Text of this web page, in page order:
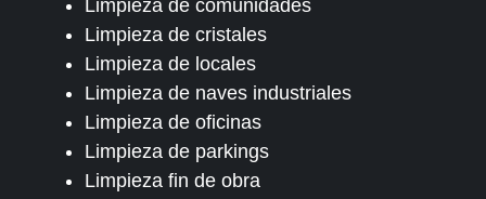
Limpieza de comunidades
Limpieza de cristales
Limpieza de locales
Limpieza de naves industriales
Limpieza de oficinas
Limpieza de parkings
Limpieza fin de obra